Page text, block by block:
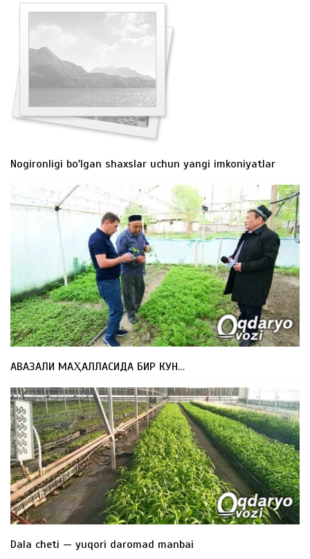
Nogironligi bo'lgan shaxslar uchun yangi imkoniyatlar
АВАЗАЛИ МАҲАЛЛАСИДА БИР КУН…
Dala cheti — yuqori daromad manbai